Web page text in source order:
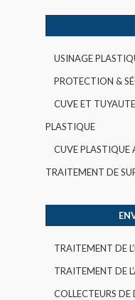
USINAGE
PROTECTION &
CUVE ET
PLASTIQUE
CUVE PLASTIQUE
TRAITEMENT DE
TRAITEMENT DE
TRAITEMENT DE
COLLECTEURS DE